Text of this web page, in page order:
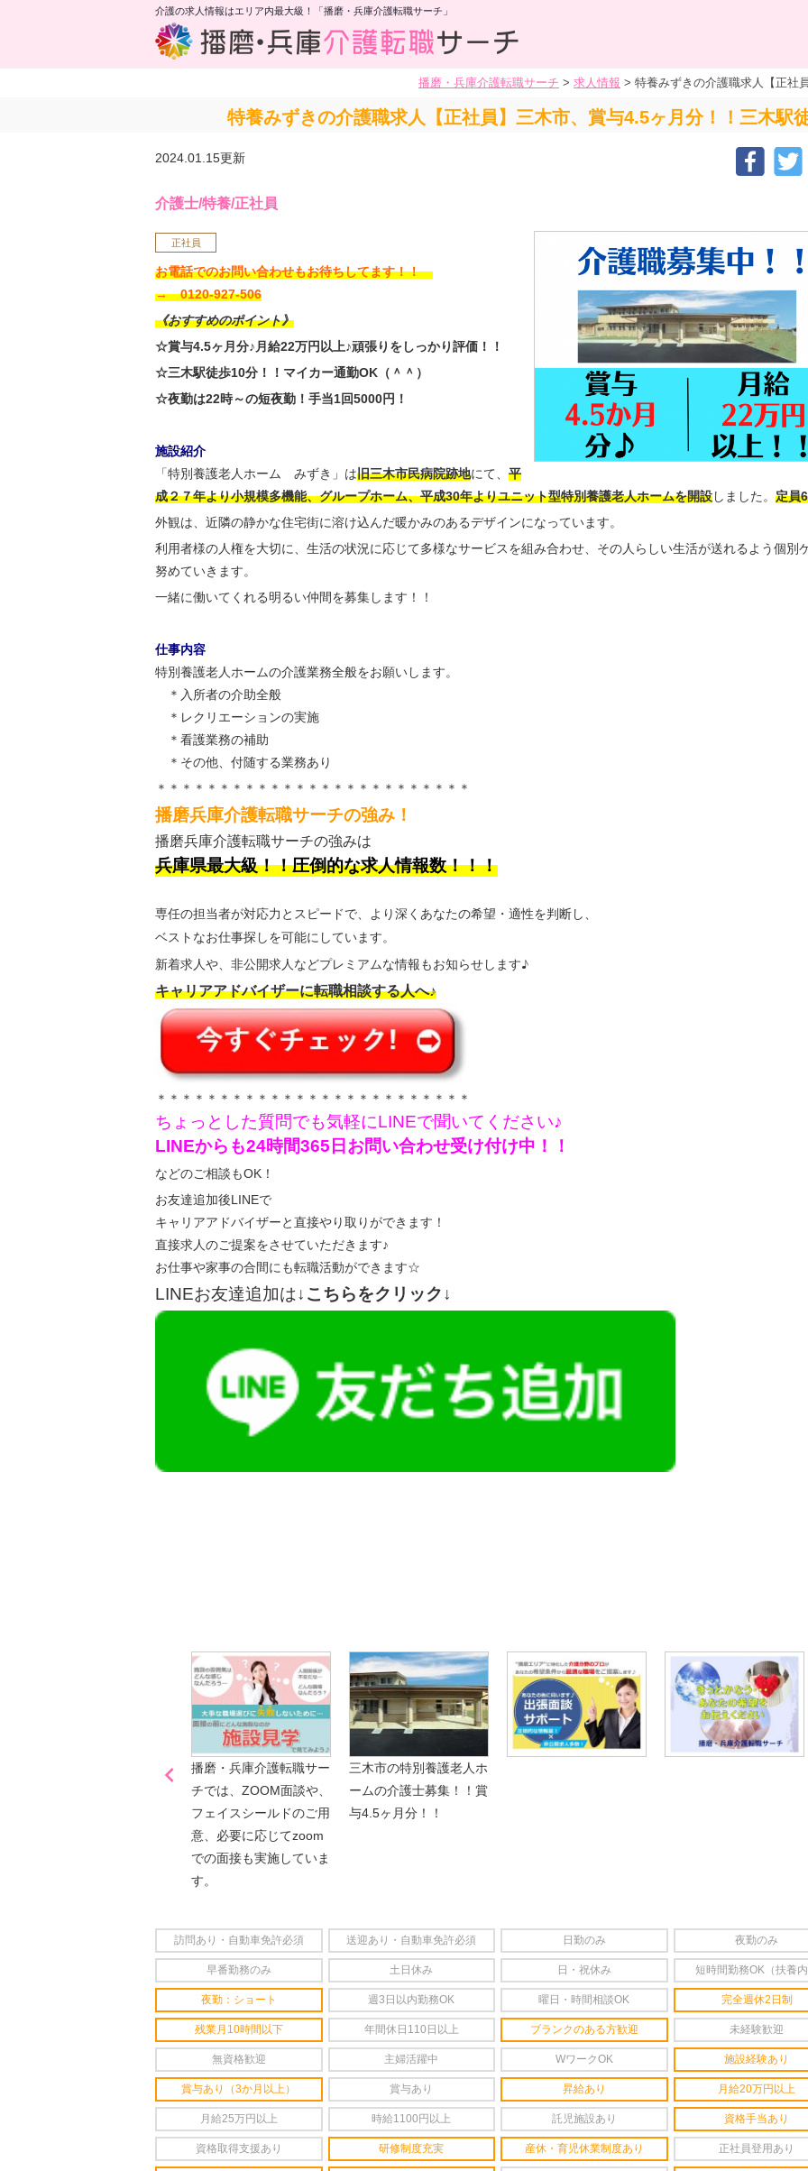
介護の求人情報はエリア内最大級！「播磨・兵庫介護転職サーチ」
播磨・兵庫介護転職サーチ > 求人情報 > 特養みずきの介護職求人【正社
特養みずきの介護職求人【正社員】三木市、賞与4.5ヶ月分！！三木駅
2024.01.15更新
介護士/特養/正社員
正社員
お電話でのお問い合わせもお待ちしてます！！
→ 0120-927-506
《おすすめのポイント》
☆賞与4.5ヶ月分♪月給22万円以上♪頑張りをしっかり評価！！
☆三木駅徒歩10分！！マイカー通勤OK（＾＾）
☆夜勤は22時～の短夜勤！手当1回5000円！
施設紹介
「特別養護老人ホーム みずき」は旧三木市民病院跡地にて、 平
成２７年より小規模多機能、グループホーム、平成30年よりユニット型特別養護老人ホームを開設しました。 定員
外観は、近隣の静かな住宅街に溶け込んだ暖かみのあるデザインになっています。
利用者様の人権を大切に、生活の状況に応じて多様なサービスを組み合わせ、その人らしい生活が送れるよう個別
努めていきます。
一緒に働いてくれる明るい仲間を募集します！！
仕事内容
特別養護老人ホームの介護業務全般をお願いします。
＊入所者の介助全般
＊レクリエーションの実施
＊看護業務の補助
＊その他、付随する業務あり
＊＊＊＊＊＊＊＊＊＊＊＊＊＊＊＊＊＊＊＊＊＊＊＊＊
播磨兵庫介護転職サーチの強み！
播磨兵庫介護転職サーチの強みは
兵庫県最大級！！圧倒的な求人情報数！！！
専任の担当者が対応力とスピードで、より深くあなたの希望・適性を判断し、
ベストなお仕事探しを可能にしています。
新着求人や、非公開求人などプレミアムな情報もお知らせします♪
キャリアアドバイザーに転職相談する人へ♪
＊＊＊＊＊＊＊＊＊＊＊＊＊＊＊＊＊＊＊＊＊＊＊＊＊
ちょっとした質問でも気軽にLINEで聞いてください♪
LINEからも24時間365日お問い合わせ受け付け中！！
などのご相談もOK！
お友達追加後LINEで
キャリアアドバイザーと直接やり取りができます！
直接求人のご提案をさせていただきます♪
お仕事や家事の合間にも転職活動ができます☆
LINEお友達追加は↓こちらをクリック↓
「喫煙可能区域での業務
播磨・兵庫介護転職サー
チでは、ZOOM面談や、
フェイスシールドのご用
意、必要に応じてzoom
での面接も実施していま
す。
三木市の特別養護老人ホ
ームの介護士募集！！賞
与4.5ヶ月分！！

訪問あり・自動車免許必須 送迎あり・自動車免許必須 日勤のみ 夜勤のみ
早番勤務のみ 土日休み 日・祝休み 短時間勤務OK（扶養
夜勤：ショート 週3日以内勤務OK 曜日・時間相談OK 完全週休2日制
残業月10時間以下 年間休日110日以上 ブランクのある方歓迎 未経験歓迎
無資格歓迎 主婦活躍中 WワークOK 施設経験あり
賞与あり（3か月以上） 賞与あり 昇給あり 月給20万円以上
月給25万円以上 時給1100円以上 託児施設あり 資格手当あり
資格取得支援あり 研修制度充実 産休・育児休業制度あり 正社員登用あり